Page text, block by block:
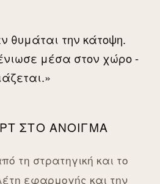
θυμάται την κάτοψη.
μέσα στον χώρο -
ΣΤΟ ΆΝΟΙΓΜΑ
τη στρατηγική και το
εφαρμογής και την